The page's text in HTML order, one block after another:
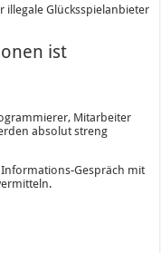
Glücksspielanbieter
ist
Mitarbeiter
absolut streng
Gespräch mit